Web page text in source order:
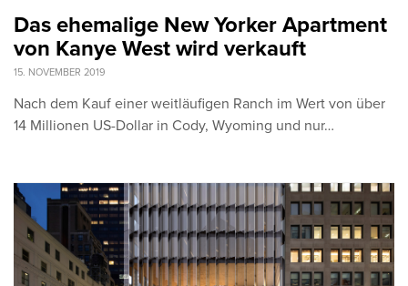
Das ehemalige New Yorker Apartment
von Kanye West wird verkauft
15. NOVEMBER 2019
Nach dem Kauf einer weitläufigen Ranch im Wert von über
14 Millionen US-Dollar in Cody, Wyoming und nur…